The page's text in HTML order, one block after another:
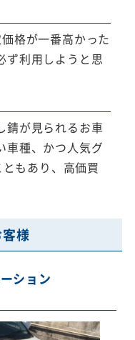
格が一番高かった
ず利用しようと思
錆が見られるお車
車種、かつ人気グ
ともあり、高価買
様
ション